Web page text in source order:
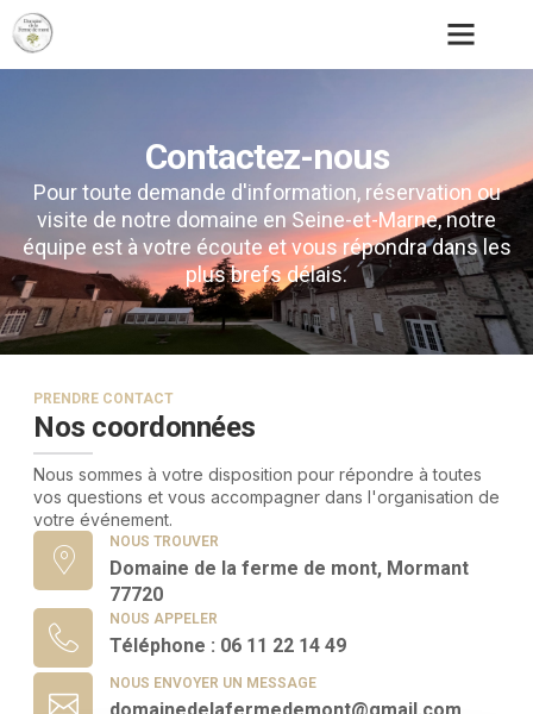
Contactez-nous
Pour toute demande d'information, réservation ou
visite de notre domaine en Seine-et-Marne, notre
équipe est à votre écoute et vous répondra dans les
plus brefs délais.
PRENDRE CONTACT
Nos coordonnées
Nous sommes à votre disposition pour répondre à toutes
vos questions et vous accompagner dans l'organisation de
votre événement.
NOUS TROUVER
Domaine de la ferme de mont, Mormant
77720
NOUS APPELER
Téléphone : 06 11 22 14 49
NOUS ENVOYER UN MESSAGE
domainedelafermedemont@gmail.com